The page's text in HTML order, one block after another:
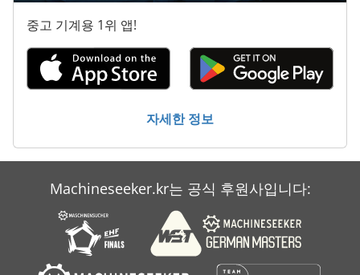
중고 기계용 1위 앱!
자세한 정보
Machineseeker.kr는 공식 후원사입니다: